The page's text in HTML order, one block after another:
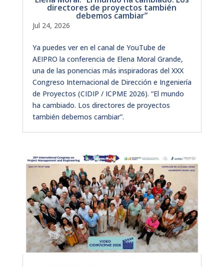
directores de proyectos también
debemos cambiar”
Jul 24, 2026
Ya puedes ver en el canal de YouTube de
AEIPRO la conferencia de Elena Moral Grande,
una de las ponencias más inspiradoras del XXX
Congreso Internacional de Dirección e Ingeniería
de Proyectos (CIDIP / ICPME 2026). “El mundo
ha cambiado. Los directores de proyectos
también debemos cambiar”.